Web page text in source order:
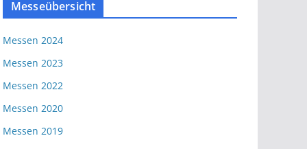
Messeübersicht
Messen 2024
Messen 2023
Messen 2022
Messen 2020
Messen 2019